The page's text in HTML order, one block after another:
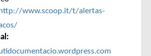
http://www.scoop.it/t/alertas-